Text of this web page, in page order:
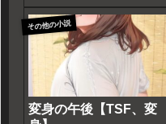
からこの店の不思議な雰囲気
に興味を抱いていた。店内に
足を踏み入れると、埃っぽい
空気が漂い、何とも言えない
懐かしさを感じた。店主の老
婦人が優しい笑顔で迎えてく
れる。...
その他の小説
変身の午後【TSF、変